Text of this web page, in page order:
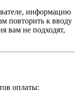
информацию
повторить к вводу
вам не подходят,
оплаты: